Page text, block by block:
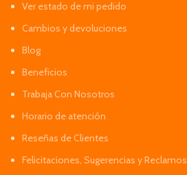
Ver estado de mi pedido
Cambios y devoluciones
Blog
Beneficios
Trabaja Con Nosotros
Horario de atención
Reseñas de Clientes
Felicitaciones, Sugerencias y Reclamos